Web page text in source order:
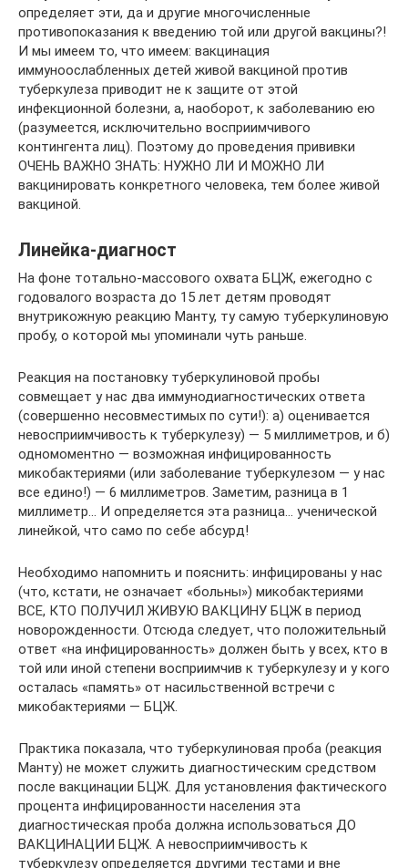
определяет эти, да и другие многочисленные
противопоказания к введению той или другой вакцины?!
И мы имеем то, что имеем: вакцинация
иммуноослабленных детей живой вакциной против
туберкулеза приводит не к защите от этой
инфекционной болезни, а, наоборот, к заболеванию ею
(разумеется, исключительно восприимчивого
контингента лиц). Поэтому до проведения прививки
ОЧЕНЬ ВАЖНО ЗНАТЬ: НУЖНО ЛИ И МОЖНО ЛИ
вакцинировать конкретного человека, тем более живой
вакциной.
Линейка-диагност
На фоне тотально-массового охвата БЦЖ, ежегодно с
годовалого возраста до 15 лет детям проводят
внутрикожную реакцию Манту, ту самую туберкулиновую
пробу, о которой мы упоминали чуть раньше.
Реакция на постановку туберкулиновой пробы
совмещает у нас два иммунодиагностических ответа
(совершенно несовместимых по сути!): а) оценивается
невосприимчивость к туберкулезу) — 5 миллиметров, и б)
одномоментно — возможная инфицированность
микобактериями (или заболевание туберкулезом — у нас
все едино!) — 6 миллиметров. Заметим, разница в 1
миллиметр… И определяется эта разница… ученической
линейкой, что само по себе абсурд!
Необходимо напомнить и пояснить: инфицированы у нас
(что, кстати, не означает «больны») микобактериями
ВСЕ, КТО ПОЛУЧИЛ ЖИВУЮ ВАКЦИНУ БЦЖ в период
новорожденности. Отсюда следует, что положительный
ответ «на инфицированность» должен быть у всех, кто в
той или иной степени восприимчив к туберкулезу и у кого
осталась «память» от насильственной встречи с
микобактериями — БЦЖ.
Практика показала, что туберкулиновая проба (реакция
Манту) не может служить диагностическим средством
после вакцинации БЦЖ. Для установления фактического
процента инфицированности населения эта
диагностическая проба должна использоваться ДО
ВАКЦИНАЦИИ БЦЖ. А невосприимчивость к
туберкулезу определяется другими тестами и вне